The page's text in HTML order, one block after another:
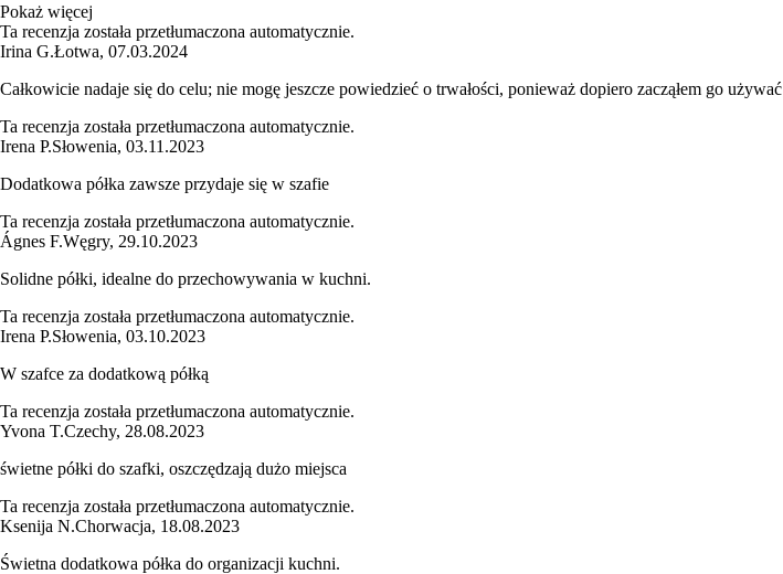
Pokaż więcej
Ta recenzja została przetłumaczona automatycznie.
Irina G.Łotwa, 07.03.2024
Całkowicie nadaje się do celu; nie mogę jeszcze powiedzieć o trwałości, ponieważ dopiero zacząłem go używać
Ta recenzja została przetłumaczona automatycznie.
Irena P.Słowenia, 03.11.2023
Dodatkowa półka zawsze przydaje się w szafie
Ta recenzja została przetłumaczona automatycznie.
Ágnes F.Węgry, 29.10.2023
Solidne półki, idealne do przechowywania w kuchni.
Ta recenzja została przetłumaczona automatycznie.
Irena P.Słowenia, 03.10.2023
W szafce za dodatkową półką
Ta recenzja została przetłumaczona automatycznie.
Yvona T.Czechy, 28.08.2023
świetne półki do szafki, oszczędzają dużo miejsca
Ta recenzja została przetłumaczona automatycznie.
Ksenija N.Chorwacja, 18.08.2023
Świetna dodatkowa półka do organizacji kuchni.